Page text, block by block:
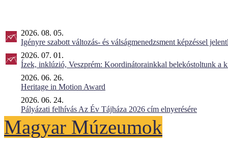
2026. 08. 05.
Igényre szabott változás- és válságmenedzsment képzéssel
2026. 07. 01.
Ízek, inklúzió, Veszprém: Koordinátorainkkal belekóstoltunk a
2026. 06. 26.
Heritage in Motion Award
2026. 06. 24.
Pályázati felhívás Az Év Tájháza 2026 cím elnyerésére
Magyar Múzeumok